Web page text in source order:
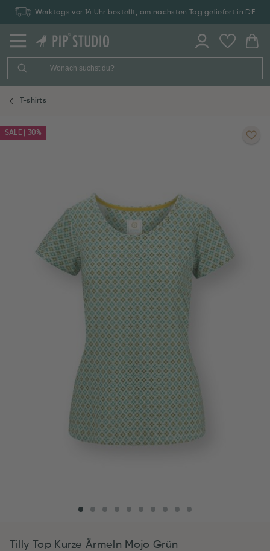
Werktags vor 14 Uhr bestellt, am nächsten Tag geliefert in DE
T-shirts
SALE | 30%
Tilly Top Kurze Ärmeln Mojo Grün